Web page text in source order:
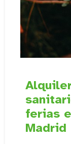
ferias
Madrid